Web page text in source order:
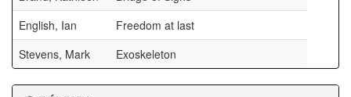
English, Ian
Freedom at last
Stevens, Mark
Exoskeleton